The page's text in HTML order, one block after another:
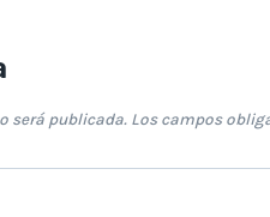
será publicada. Los campos